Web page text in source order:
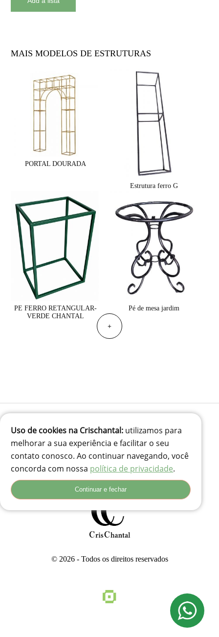
MAIS MODELOS DE ESTRUTURAS
PORTAL DOURADA
Estrutura ferro G
PE FERRO RETANGULAR-
VERDE CHANTAL
Pé de mesa jardim
+
(41) 99834-3707
contato@crischantal.com.br
Rua Durval jungles 240 - Pinheirinho, Curitiba-PR
© 2026 - Todos os direitos reservados
Uso de cookies na Crischantal: utilizamos para
melhorar a sua experiência e facilitar o seu
contato conosco. Ao continuar navegando, você
concorda com nossa política de privacidade.
Continuar e fechar